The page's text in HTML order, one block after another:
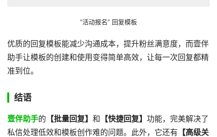
“活动报名” 回复模板
优质的回复模板能减少沟通成本，提升粉丝满意度，而壹伴
助手让模板的创建和使用变得简单高效，让每一次回复都精
准到位。
结语
壹伴助手的 【批量回复】 和 【快捷回复】 功能，完美解决了
私信处理低效和模板创作难的问题。此外，它还有 【高级关